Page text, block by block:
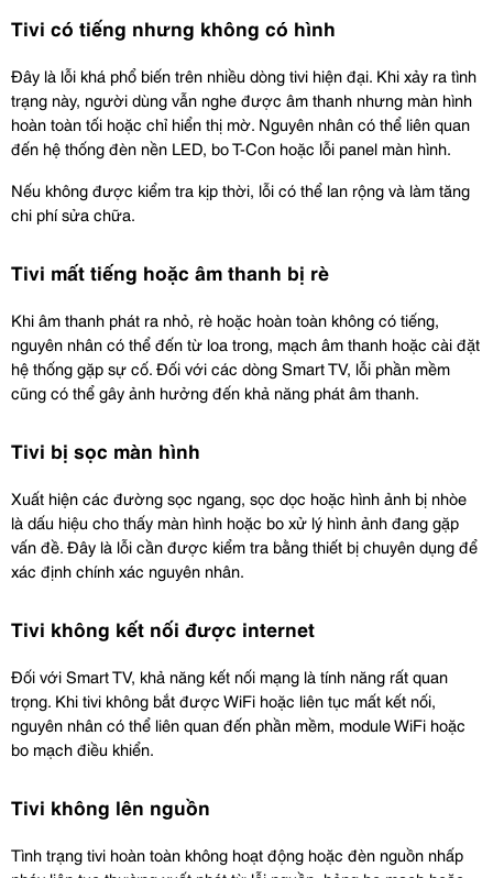
Tivi có tiếng nhưng không có hình
Đây là lỗi khá phổ biến trên nhiều dòng tivi hiện đại. Khi xảy ra tình
trạng này, người dùng vẫn nghe được âm thanh nhưng màn hình
hoàn toàn tối hoặc chỉ hiển thị mờ. Nguyên nhân có thể liên quan
đến hệ thống đèn nền LED, bo T-Con hoặc lỗi panel màn hình.
Nếu không được kiểm tra kịp thời, lỗi có thể lan rộng và làm tăng
chi phí sửa chữa.
Tivi mất tiếng hoặc âm thanh bị rè
Khi âm thanh phát ra nhỏ, rè hoặc hoàn toàn không có tiếng,
nguyên nhân có thể đến từ loa trong, mạch âm thanh hoặc cài đặt
hệ thống gặp sự cố. Đối với các dòng Smart TV, lỗi phần mềm
cũng có thể gây ảnh hưởng đến khả năng phát âm thanh.
Tivi bị sọc màn hình
Xuất hiện các đường sọc ngang, sọc dọc hoặc hình ảnh bị nhòe
là dấu hiệu cho thấy màn hình hoặc bo xử lý hình ảnh đang gặp
vấn đề. Đây là lỗi cần được kiểm tra bằng thiết bị chuyên dụng để
xác định chính xác nguyên nhân.
Tivi không kết nối được internet
Đối với Smart TV, khả năng kết nối mạng là tính năng rất quan
trọng. Khi tivi không bắt được WiFi hoặc liên tục mất kết nối,
nguyên nhân có thể liên quan đến phần mềm, module WiFi hoặc
bo mạch điều khiển.
Tivi không lên nguồn
Tình trạng tivi hoàn toàn không hoạt động hoặc đèn nguồn nhấp